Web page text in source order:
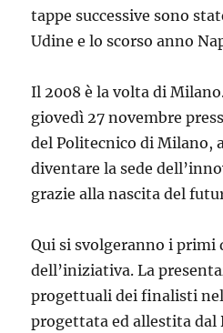
tappe successive sono
Udine e lo scorso anno
Il 2008 è la volta di
giovedì 27 novembre
del Politecnico di Milano,
diventare la sede
grazie alla nascita del
Qui si svolgeranno i primi
dell’iniziativa. La
progettuali dei finalisti
progettata ed allestita